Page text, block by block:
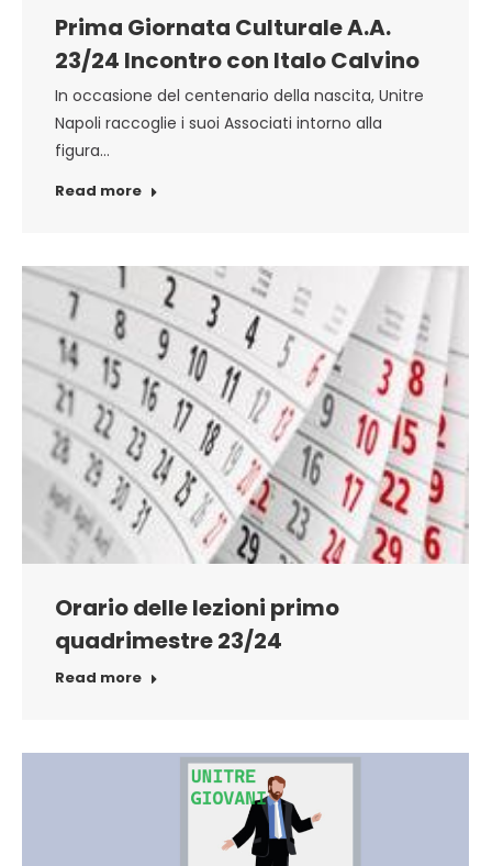
Prima Giornata Culturale A.A.
23/24 Incontro con Italo Calvino
In occasione del centenario della nascita, Unitre
Napoli raccoglie i suoi Associati intorno alla
figura…
Read more
Orario delle lezioni primo
quadrimestre 23/24
Read more